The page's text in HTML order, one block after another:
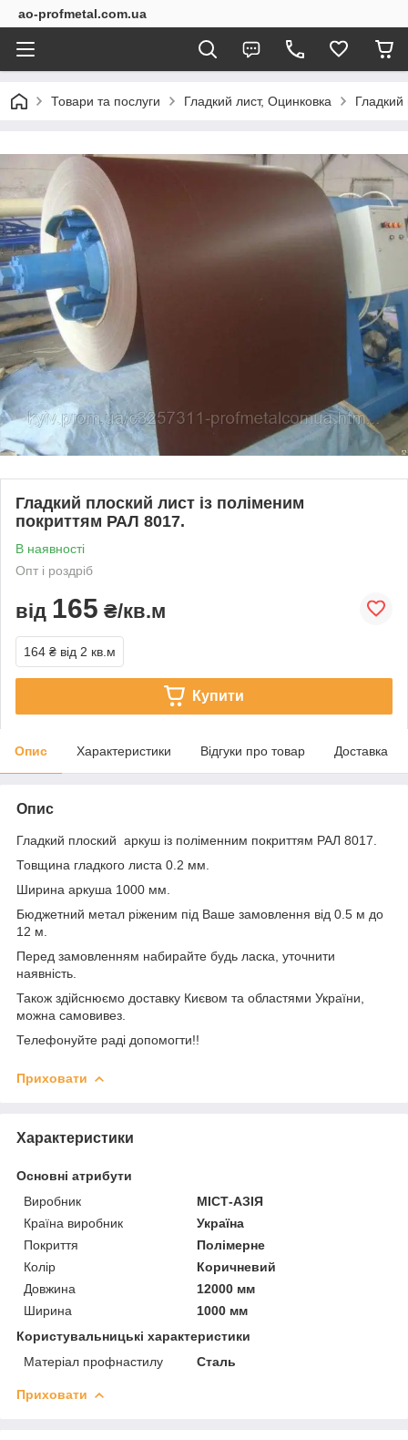
ao-profmetal.com.ua
Товари та послуги Гладкий лист, Оцинковка Гладкий
Гладкий плоский лист із поліменим
покриттям РАЛ 8017.
В наявності
Опт і роздріб
від 165 ₴/кв.м
164 ₴ від 2 кв.м
Купити
Опис Характеристики Відгуки про товар Доставка
Опис
Гладкий плоский аркуш із поліменним покриттям РАЛ 8017.
Товщина гладкого листа 0.2 мм.
Ширина аркуша 1000 мм.
Бюджетний метал ріженим під Ваше замовлення від 0.5 м до
12 м.
Перед замовленням набирайте будь ласка, уточнити
наявність.
Також здійснюємо доставку Києвом та областями України,
можна самовивез.
Телефонуйте раді допомогти!!
Приховати
Характеристики
Основні атрибути
Виробник
МІСТ-АЗІЯ
Країна виробник
Україна
Покриття
Полімерне
Колір
Коричневий
Довжина
12000 мм
Ширина
1000 мм
Користувальницькі характеристики
Матеріал профнастилу
Сталь
Приховати